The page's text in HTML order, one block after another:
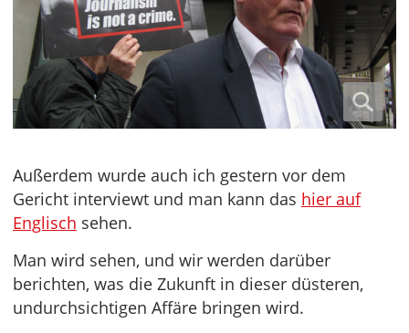
Außerdem wurde auch ich gestern vor dem
Gericht interviewt und man kann das hier auf
Englisch sehen.
Man wird sehen, und wir werden darüber
berichten, was die Zukunft in dieser düsteren,
undurchsichtigen Affäre bringen wird.